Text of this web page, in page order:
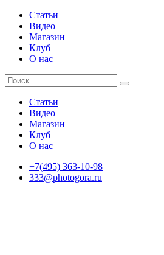
Статьи
Видео
Магазин
Клуб
О нас
Статьи
Видео
Магазин
Клуб
О нас
+7(495) 363-10-98
333@photogora.ru